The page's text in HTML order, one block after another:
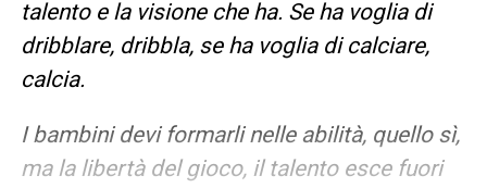
talento e la visione che ha. Se ha voglia di
dribblare, dribbla, se ha voglia di calciare,
calcia.
I bambini devi formarli nelle abilità, quello sì,
ma la libertà del gioco, il talento esce fuori